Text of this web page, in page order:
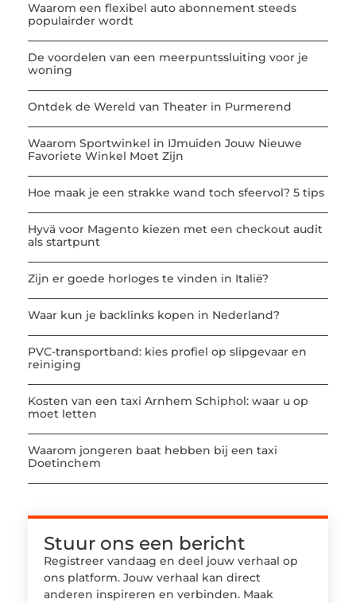
Waarom een flexibel auto abonnement steeds
populairder wordt
De voordelen van een meerpuntssluiting voor je
woning
Ontdek de Wereld van Theater in Purmerend
Waarom Sportwinkel in IJmuiden Jouw Nieuwe
Favoriete Winkel Moet Zijn
Hoe maak je een strakke wand toch sfeervol? 5 tips
Hyvä voor Magento kiezen met een checkout audit
als startpunt
Zijn er goede horloges te vinden in Italië?
Waar kun je backlinks kopen in Nederland?
PVC-transportband: kies profiel op slipgevaar en
reiniging
Kosten van een taxi Arnhem Schiphol: waar u op
moet letten
Waarom jongeren baat hebben bij een taxi
Doetinchem
Stuur ons een bericht
Registreer vandaag en deel jouw verhaal op
ons platform. Jouw verhaal kan direct
anderen inspireren en verbinden. Maak